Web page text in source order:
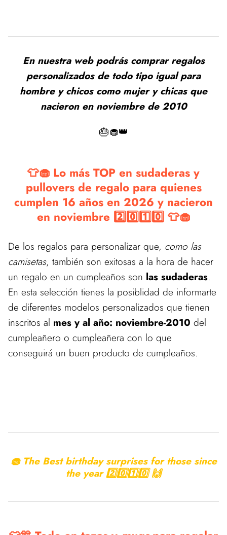
En nuestra web podrás comprar regalos
personalizados de todo tipo igual para
hombre y chicos como mujer y chicas que
nacieron en noviembre de 2010
🎂🧁👑
👕🧁 Lo más TOP en sudaderas y
pullovers de regalo para quienes
cumplen 16 años en 2026 y nacieron
en noviembre 2️⃣0️⃣1️⃣0️⃣ 👕🧁
De los regalos para personalizar que, como las
camisetas, también son exitosas a la hora de hacer
un regalo en un cumpleaños son las sudaderas.
En esta selección tienes la posiblidad de informarte
de diferentes modelos personalizados que tienen
inscritos al mes y al año: noviembre-2010 del
cumpleañero o cumpleañera con lo que
conseguirá un buen producto de cumpleaños.
🧁 The Best birthday surprises for those since
the year 2️⃣0️⃣1️⃣0️⃣ 🙌